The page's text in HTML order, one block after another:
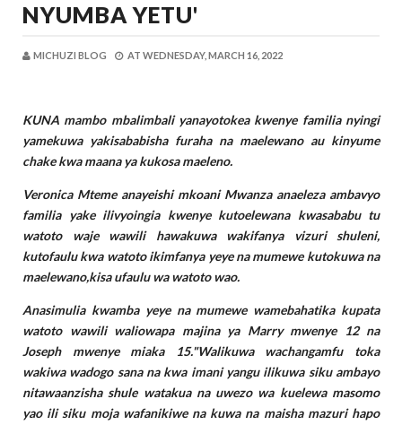
NYUMBA YETU'
MICHUZI BLOG AT WEDNESDAY, MARCH 16, 2022
KUNA mambo mbalimbali yanayotokea kwenye familia nyingi
yamekuwa yakisababisha furaha na maelewano au kinyume
chake kwa maana ya kukosa maeleno.
Veronica Mteme anayeishi mkoani Mwanza anaeleza ambavyo
familia yake ilivyoingia kwenye kutoelewana kwasababu tu
watoto waje wawili hawakuwa wakifanya vizuri shuleni,
kutofaulu kwa watoto ikimfanya yeye na mumewe kutokuwa na
maelewano,kisa ufaulu wa watoto wao.
Anasimulia kwamba yeye na mumewe wamebahatika kupata
watoto wawili waliowapa majina ya Marry mwenye 12 na
Joseph mwenye miaka 15."Walikuwa wachangamfu toka
wakiwa wadogo sana na kwa imani yangu ilikuwa siku ambayo
nitawaanzisha shule watakua na uwezo wa kuelewa masomo
yao ili siku moja wafanikiwe na kuwa na maisha mazuri hapo